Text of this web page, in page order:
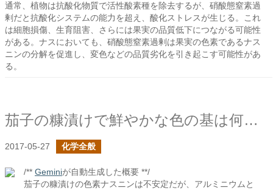
通常、植物は抗酸化物質で活性酸素種を除去するが、硝酸態窒素過
剰だと抗酸化システムの能力を超え、酸化ストレスが生じる。これ
は細胞損傷、生育阻害、さらには果実の品質低下につながる可能性
がある。ナスにおいても、硝酸態窒素過剰は果実の色素であるナス
ニンの分解を促進し、変色などの品質劣化を引き起こす可能性があ
る。
茄子の糠漬けで鮮やかな色の基は何か？
2017-05-27 化学全般
/** Geminiが自動生成した概要 **/
茄子の糠漬けの色素ナスニンは不安定だが、アルミニウムと